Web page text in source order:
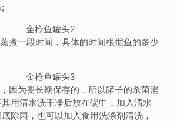
煮一段时间，具体的时间根据鱼的多少
为要长期保存的，所以罐子的杀菌消
用清水洗干净后放在锅中，加入清水
除菌，也可以加入食用洗涤剂清洗，